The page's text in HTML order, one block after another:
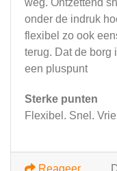
weg. Ontzettend
onder de indruk
flexibel zo ook
terug. Dat de borg
een pluspunt
Sterke punten
Flexibel. Snel.
Reageer